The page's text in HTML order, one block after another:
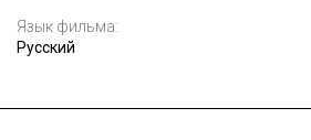
Язык фильма:
Русский